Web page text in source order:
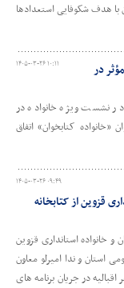
با هدف شکوفایی استعدادها
۱۴۰۵-۰۳-۲۶ ۱۰:۱۱
در
نشست ویژه خانواده در
«خانواده کتابخوان» اتفاق
۱۴۰۵-۰۳-۲۶ ۰۹:۴۹
قزوین از کتابخانه
و خانواده استانداری قزوین
استان و ندا امیرلو معاون
اقبالیه در جریان برنامه های